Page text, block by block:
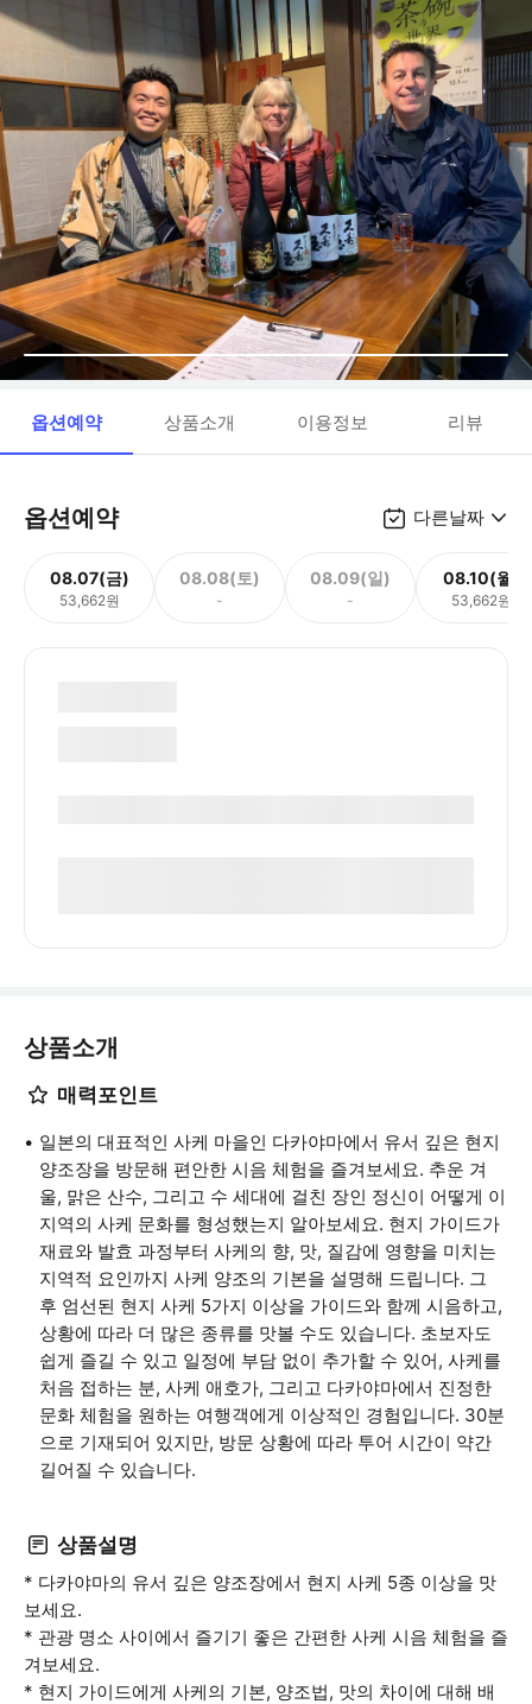
옵션예약 상품소개 이용정보 리뷰
옵션예약 다른날짜
08.07(금)
53,662원
08.08(토)
-
08.09(일)
-
08.10(월)
53,662원
상품소개
매력포인트
일본의 대표적인 사케 마을인 다카야마에서 유서 깊은 현지
양조장을 방문해 편안한 시음 체험을 즐겨보세요. 추운 겨
울, 맑은 산수, 그리고 수 세대에 걸친 장인 정신이 어떻게 이
지역의 사케 문화를 형성했는지 알아보세요. 현지 가이드가
재료와 발효 과정부터 사케의 향, 맛, 질감에 영향을 미치는
지역적 요인까지 사케 양조의 기본을 설명해 드립니다. 그
후 엄선된 현지 사케 5가지 이상을 가이드와 함께 시음하고,
상황에 따라 더 많은 종류를 맛볼 수도 있습니다. 초보자도
쉽게 즐길 수 있고 일정에 부담 없이 추가할 수 있어, 사케를
처음 접하는 분, 사케 애호가, 그리고 다카야마에서 진정한
문화 체험을 원하는 여행객에게 이상적인 경험입니다. 30분
으로 기재되어 있지만, 방문 상황에 따라 투어 시간이 약간
길어질 수 있습니다.
상품설명
* 다카야마의 유서 깊은 양조장에서 현지 사케 5종 이상을 맛
보세요.
* 관광 명소 사이에서 즐기기 좋은 간편한 사케 시음 체험을 즐
겨보세요.
* 현지 가이드에게 사케의 기본, 양조법, 맛의 차이에 대해 배